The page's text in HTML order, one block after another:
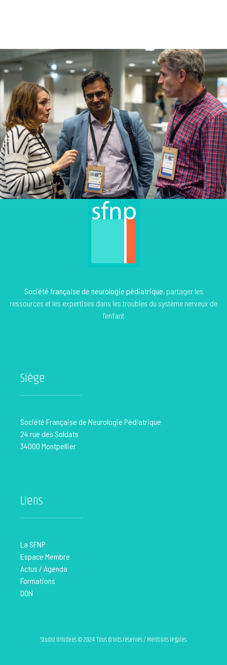
Société française de neurologie pédiatrique, partager les
ressources et les expertises dans les troubles du système nerveux de
l’enfant
Siège
Société Française de Neurologie Pédiatrique
24 rue des Soldats
34000 Montpellier
Liens
La SFNP
Espace Membre
Actus / Agenda
Formations
DON
Studio Orkidées © 2024. Tous droits réservés / Mentions légales